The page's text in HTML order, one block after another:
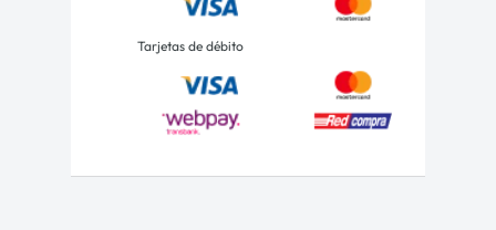
Tarjetas de débito